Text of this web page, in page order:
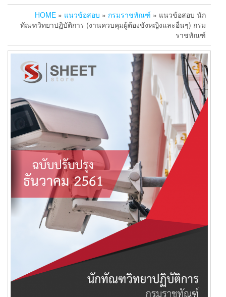
HOME » แนวข้อสอบ » กรมราชทัณฑ์ » แนวข้อสอบ นัก
ทัณฑวิทยาปฏิบัติการ (งานควบคุมผู้ต้องขังหญิงและอื่นๆ) กรม
ราชทัณฑ์